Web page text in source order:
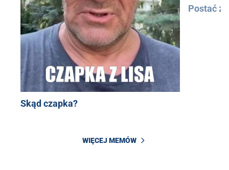
Skąd czapka?
Postać
WIĘCEJ MEMÓW